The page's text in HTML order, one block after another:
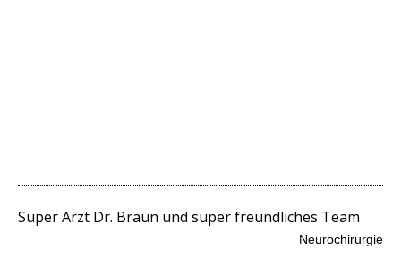
Super Arzt Dr. Braun und super freundliches Team
Neurochirurgie